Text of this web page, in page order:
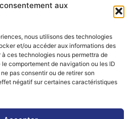
aux
nous utilisons des technologies
et/ou accéder aux informations des
ces technologies nous permettra de
comportement de navigation ou les ID
pas consentir ou de retirer son
négatif sur certaines caractéristiques
vendredi,
et le samedi de 9h00 à 12h00.
que les jours fériés.